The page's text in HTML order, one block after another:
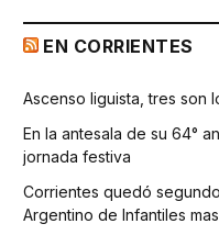
EN CORRIENTES
Ascenso liguista, tres son
En la antesala de su 64°
jornada festiva
Corrientes quedó
Argentino de Infantiles